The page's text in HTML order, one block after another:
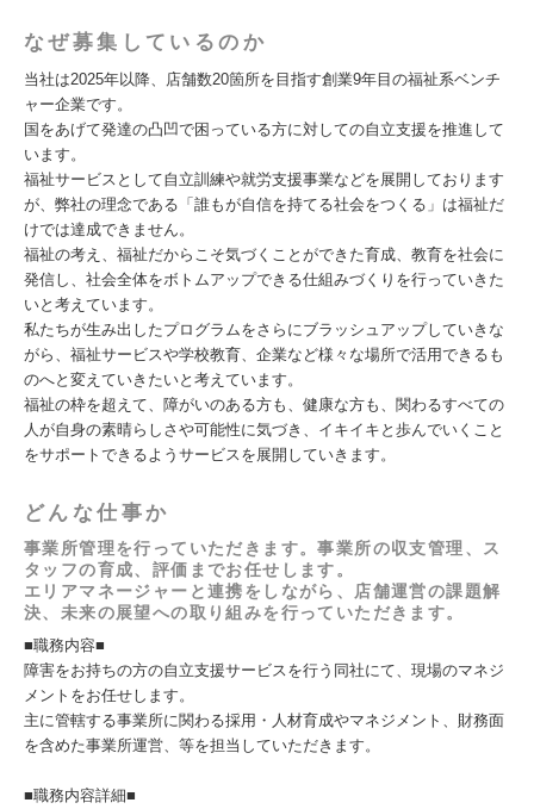
なぜ募集しているのか
当社は2025年以降、店舗数20箇所を目指す創業9年目の福祉系ベンチ
ャー企業です。
国をあげて発達の凸凹で困っている方に対しての自立支援を推進して
います。
福祉サービスとして自立訓練や就労支援事業などを展開しております
が、弊社の理念である「誰もが自信を持てる社会をつくる」は福祉だ
けでは達成できません。
福祉の考え、福祉だからこそ気づくことができた育成、教育を社会に
発信し、社会全体をボトムアップできる仕組みづくりを行っていきた
いと考えています。
私たちが⽣み出したプログラムをさらにブラッシュアップしていきな
がら、福祉サービスや学校教育、企業など様々な場所で活⽤できるも
のへと変えていきたいと考えています。
福祉の枠を超えて、障がいのある方も、健康な方も、関わるすべての
人が自身の素晴らしさや可能性に気づき、イキイキと歩んでいくこと
をサポートできるようサービスを展開していきます。
どんな仕事か
事業所管理を行っていただきます。事業所の収支管理、ス
タッフの育成、評価までお任せします。
エリアマネージャーと連携をしながら、店舗運営の課題解
決、未来の展望への取り組みを行っていただきます。
■職務内容■
障害をお持ちの方の自立支援サービスを行う同社にて、現場のマネジ
メントをお任せします。
主に管轄する事業所に関わる採用・人材育成やマネジメント、財務面
を含めた事業所運営、等を担当していただきます。
■職務内容詳細■